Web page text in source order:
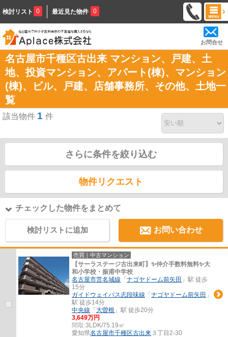
検討リスト 0 最近見た物件 0
お問合せ
名古屋市千種区古出来 マンション、戸建、土
地、投資マンション、アパート(棟)、マンション
(棟)、ビル、戸建、店舗事務所、その他、土地一
覧
該当物件 1 件
さらに条件を絞り込む
物件リクエスト
チェックした物件をまとめて
検討リストに追加 お問い合わせ
売買｜中古マンション
【サーラステージ古出来町】✨️仲介手数料無料✨️大
和小学校・振甫中学校
名古屋市営名城線 「 ナゴヤドーム前矢田 」駅 徒歩
15分
ガイドウェイバス志段味線 「 ナゴヤドーム前矢田 」
駅 徒歩14分
中央線 「 大曽根 」駅 徒歩20分
3,649万円
間取:3LDK/75.19㎡
愛知県名古屋市千種区古出来 ３丁目2-30